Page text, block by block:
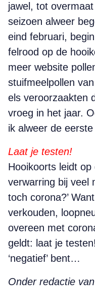
jawel, tot
seizoen alweer
eind februari,
felrood op de
meer website
stuifmeelpollen
els veroorzaakten
vroeg in het jaar.
ik alweer de
Laat je testen!
Hooikoorts leidt
verwarring bij veel
toch corona?’
verkouden,
overeen met
geldt: laat je
‘negatief’ bent…
Onder redactie